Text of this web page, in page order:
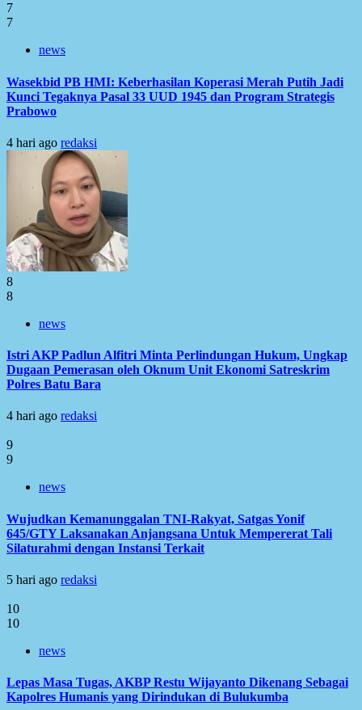
7
7
news
Wasekbid PB HMI: Keberhasilan Koperasi Merah Putih Jadi
Kunci Tegaknya Pasal 33 UUD 1945 dan Program Strategis
Prabowo
4 hari ago redaksi
8
8
news
Istri AKP Padlun Alfitri Minta Perlindungan Hukum, Ungkap
Dugaan Pemerasan oleh Oknum Unit Ekonomi Satreskrim
Polres Batu Bara
4 hari ago redaksi
9
9
news
Wujudkan Kemanunggalan TNI-Rakyat, Satgas Yonif
645/GTY Laksanakan Anjangsana Untuk Mempererat Tali
Silaturahmi dengan Instansi Terkait
5 hari ago redaksi
10
10
news
Lepas Masa Tugas, AKBP Restu Wijayanto Dikenang Sebagai
Kapolres Humanis yang Dirindukan di Bulukumba